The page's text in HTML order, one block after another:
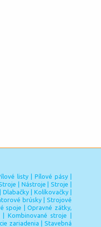
listy| Pílové pásy|
Nástroje Stroje
Dlabačky| Kolíkovačky|
brúsky| Strojové
spoje |Opravné zátky,
Kombinované stroje
zariadenia Stavebná